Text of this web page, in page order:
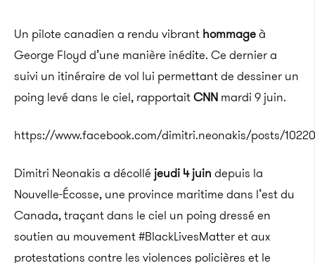
Un pilote canadien a rendu vibrant hommageà
George Floyd d’une manière inédite. Ce dernier a
suivi un itinéraire de vol lui permettant de dessiner un
poing levé dans le ciel, rapportaitCNN mardi 9 juin.
https://www.facebook.com/dimitri.neonakis/posts/
Dimitri Neonakis a décollé jeudi 4 juin depuis la
Nouvelle-Écosse, une province maritime dans l’est du
Canada, traçant dans le ciel un poing dressé en
soutien au mouvement #BlackLivesMatter et aux
protestations contre les violences policières et le